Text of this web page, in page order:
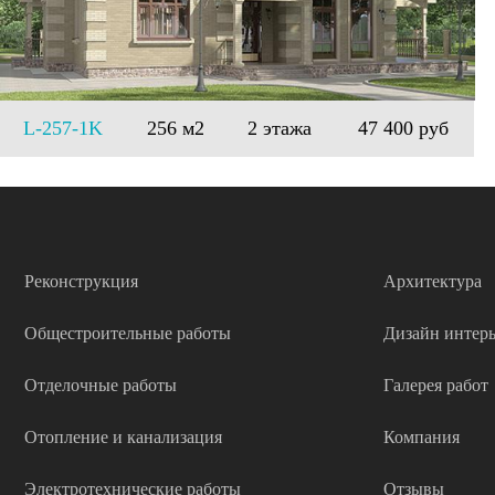
L-257-1K 256 м2 2 этажа 47 400 руб
Реконструкция
Общестроительные работы
Отделочные работы
Отопление и канализация
Электротехнические работы
Архитектура
Дизайн
Галерея работ
Компания
Отзывы